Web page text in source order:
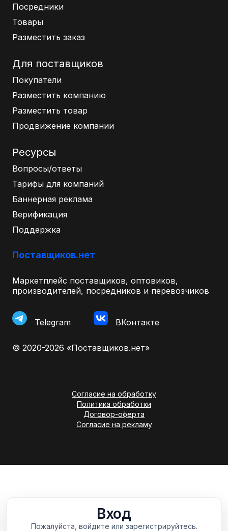
Посредники
Товары
Разместить заказ
Для поставщиков
Покупатели
Разместить компанию
Разместить товар
Продвижение компании
Ресурсы
Вопросы/ответы
Тарифы для компаний
Баннерная реклама
Верификация
Поддержка
Поставщиков.нет
Маркетплейс поставщиков, оптовиков,
производителей, посредников и перевозчиков
Telegram ВКонтакте
© 2020-2026 «Поставщиков.нет»
Согласие на обработку
Политика обработки
Договор-оферта
Согласие на рекламу
Вход
Пожалуйста, войдите или зарегистрируйтесь.